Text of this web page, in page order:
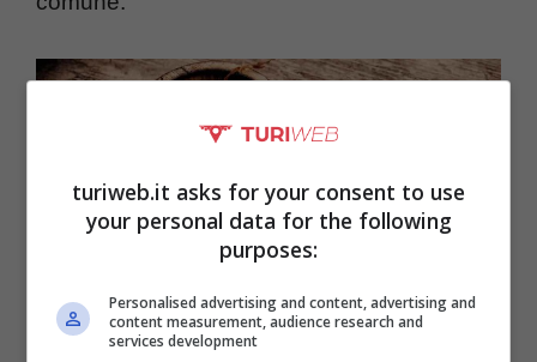
turiweb.it asks for your consent to use
your personal data for the following
purposes:
Personalised advertising and content, advertising and
content measurement, audience research and
services development